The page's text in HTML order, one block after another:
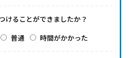
けることができましたか？
普通 時間がかかった